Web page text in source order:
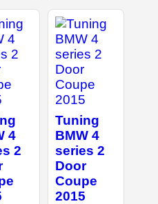
4
2
Tuning
BMW 4
series 2
Door
Coupe
2015